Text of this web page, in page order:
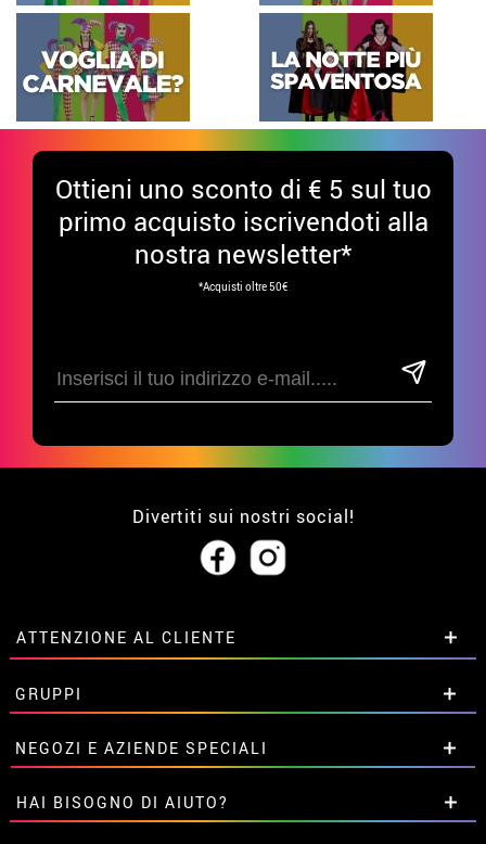
Ottieni uno sconto di € 5 sul tuo
primo acquisto iscrivendoti alla
nostra newsletter*
*Acquisti oltre 50€
Divertiti sui nostri social!
ATTENZIONE AL CLIENTE
• Su di noi
• Condizioni di vendita
• Avviso legale privacy
• Attenzione al cliente
• Utilizzo dei cookies
•Impostazioni dei cookie
GRUPPI
Sconti speciali per gruppi.
Contattaci qui
NEGOZI E AZIENDE SPECIALI
Sconti speciali per gruppi.
Contattaci qui
HAI BISOGNO DI AIUTO?